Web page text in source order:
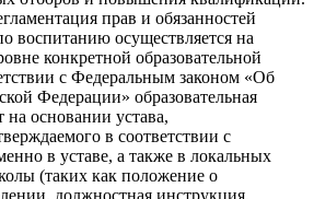
прав и обязанностей
воспитанию осуществляется на
конкретной образовательной
с Федеральным законом «Об
Федерации» образовательная
на основании устава,
в соответствии с
в уставе, а также в локальных
(таких как положение о
должностная инструкция,